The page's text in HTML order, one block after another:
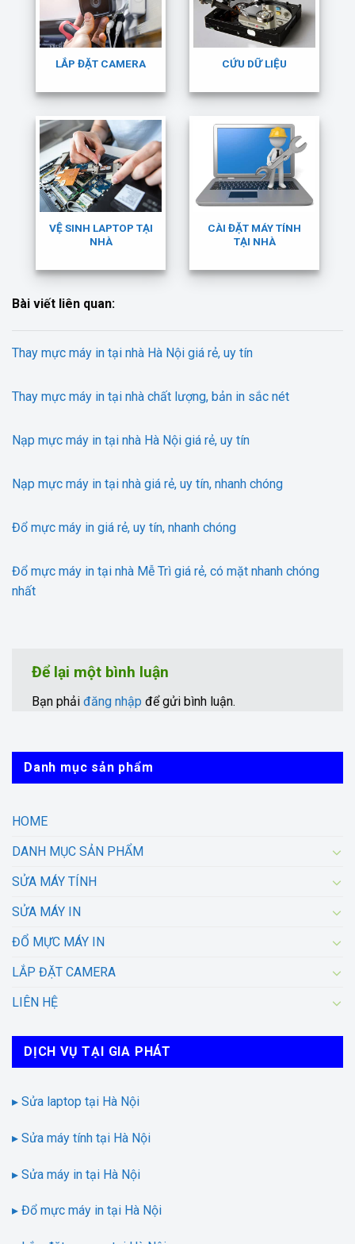
LẮP ĐẶT CAMERA CỨU DỮ LIỆU
VỆ SINH LAPTOP TẠI
NHÀ
CÀI ĐẶT MÁY TÍNH
TẠI NHÀ
Bài viết liên quan:
Thay mực máy in tại nhà Hà Nội giá rẻ, uy tín
Thay mực máy in tại nhà chất lượng, bản in sắc nét
Nạp mực máy in tại nhà Hà Nội giá rẻ, uy tín
Nạp mực máy in tại nhà giá rẻ, uy tín, nhanh chóng
Đổ mực máy in giá rẻ, uy tín, nhanh chóng
Đổ mực máy in tại nhà Mễ Trì giá rẻ, có mặt nhanh chóng
nhất
Để lại một bình luận
Bạn phải đăng nhập để gửi bình luận.
Danh mục sản phẩm
HOME
DANH MỤC SẢN PHẨM
SỬA MÁY TÍNH
SỬA MÁY IN
ĐỔ MỰC MÁY IN
LẮP ĐẶT CAMERA
LIÊN HỆ
DỊCH VỤ TẠI GIA PHÁT
▸ Sửa laptop tại Hà Nội
▸ Sửa máy tính tại Hà Nội
▸ Sửa máy in tại Hà Nội
▸ Đổ mực máy in tại Hà Nội